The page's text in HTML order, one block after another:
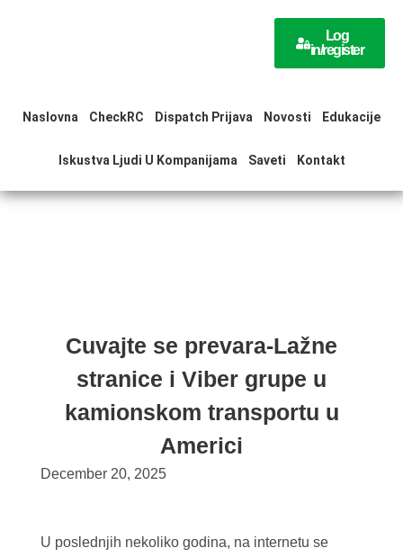
Log
in/register
Naslovna CheckRC Dispatch Prijava Novosti Edukacije
Iskustva Ljudi U Kompanijama Saveti Kontakt
Cuvajte se prevara-Lažne
stranice i Viber grupe u
kamionskom transportu u
Americi
December 20, 2025
U poslednjih nekoliko godina, na internetu se